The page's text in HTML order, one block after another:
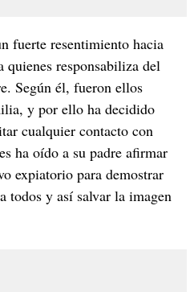
fuerte resentimiento hacia
responsabiliza del
Según él, fueron ellos
y por ello ha decidido
cualquier contacto con
ha oído a su padre afirmar
expiatorio para demostrar
todos y así salvar la imagen